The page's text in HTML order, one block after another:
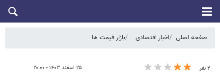
صفحه اصلی اخبار اقتصادی بازار قیمت ها
۲ نفر ۲۵ اسفند ۱۴۰۳ - ۲۰:۰۰